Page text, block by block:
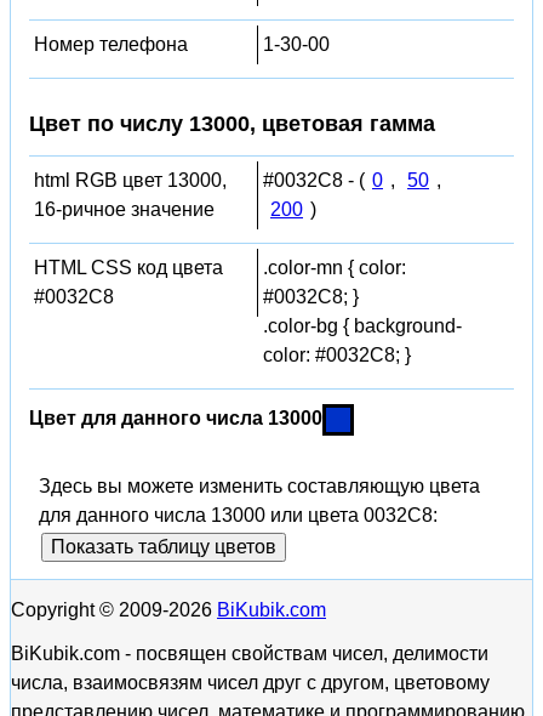
Номер телефона 1-30-00
Цвет по числу 13000, цветовая гамма
html RGB цвет 13000,
16-ричное значение
#0032C8 - ( 0 , 50 ,
200 )
HTML CSS код цвета
#0032C8
.color-mn { color:
#0032C8; }
.color-bg { background-
color: #0032C8; }
Цвет для данного числа 13000
Здесь вы можете изменить составляющую цвета
для данного числа 13000 или цвета 0032C8:
Показать таблицу цветов
Copyright © 2009-2026 BiKubik.com
BiKubik.com - посвящен свойствам чисел, делимости
числа, взаимосвязям чисел друг с другом, цветовому
представлению чисел, математике и программированию,